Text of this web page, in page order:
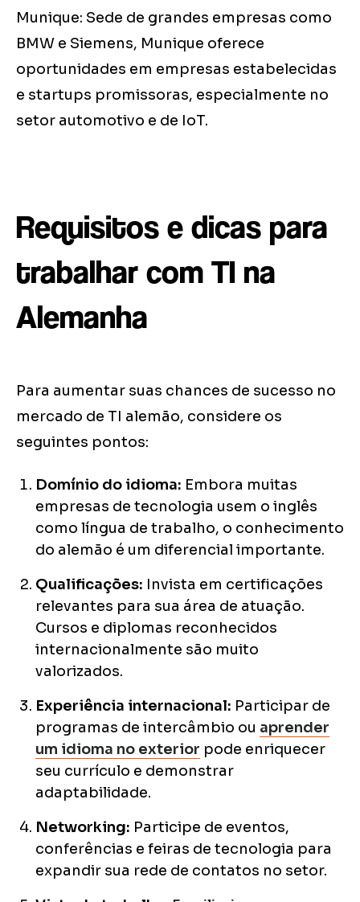
Munique: Sede de grandes empresas como
BMW e Siemens, Munique oferece
oportunidades em empresas estabelecidas
e startups promissoras, especialmente no
setor automotivo e de IoT.
Requisitos e dicas para
trabalhar com TI na
Alemanha
Para aumentar suas chances de sucesso no
mercado de TI alemão, considere os
seguintes pontos:
Domínio do idioma: Embora muitas
empresas de tecnologia usem o inglês
como língua de trabalho, o conhecimento
do alemão é um diferencial importante.
Qualificações: Invista em certificações
relevantes para sua área de atuação.
Cursos e diplomas reconhecidos
internacionalmente são muito
valorizados.
Experiência internacional: Participar de
programas de intercâmbio ou aprender
um idioma no exterior pode enriquecer
seu currículo e demonstrar
adaptabilidade.
Networking: Participe de eventos,
conferências e feiras de tecnologia para
expandir sua rede de contatos no setor.